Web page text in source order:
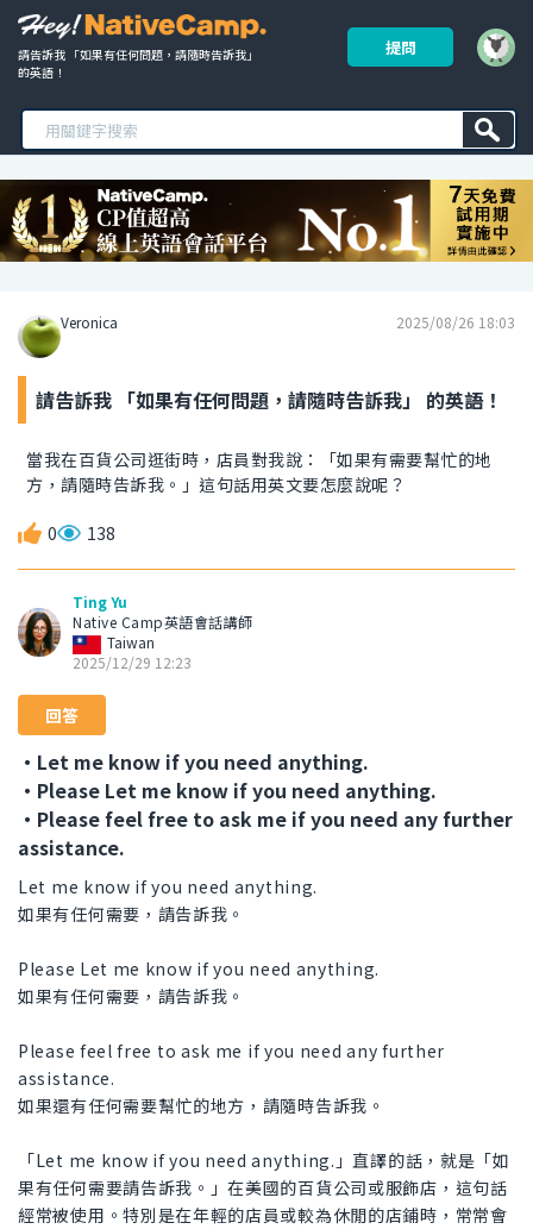
請告訴我 「如果有任何問題，請隨時告訴我」
的英語！
提問
Veronica 2025/08/26 18:03
請告訴我 「如果有任何問題，請隨時告訴我」 的英語！
當我在百貨公司逛街時，店員對我說：「如果有需要幫忙的地
方，請隨時告訴我。」這句話用英文要怎麼說呢？
0 138
Ting Yu
Native Camp英語會話講師
Taiwan
2025/12/29 12:23
回答
・Let me know if you need anything.
・Please Let me know if you need anything.
・Please feel free to ask me if you need any further
assistance.
Let me know if you need anything.
如果有任何需要，請告訴我。
Please Let me know if you need anything.
如果有任何需要，請告訴我。
Please feel free to ask me if you need any further
assistance.
如果還有任何需要幫忙的地方，請隨時告訴我。
「Let me know if you need anything.」直譯的話，就是「如
果有任何需要請告訴我。」在美國的百貨公司或服飾店，這句話
經常被使用。特別是在年輕的店員或較為休閒的店鋪時，常常會